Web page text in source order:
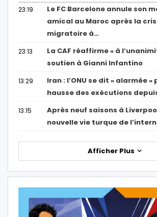
23:19
Le FC Barcelone annule son
amical au Maroc après la
migratoire à…
23:13
La CAF réaffirme « à
soutien à Gianni Infantino
13:29
Iran : l’ONU se dit « alarmée »
hausse des exécutions
13:15
Après neuf saisons à
nouvelle vie turque de
Afficher Plus